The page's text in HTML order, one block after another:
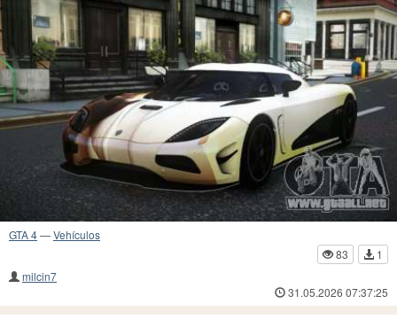
GTA 4—Vehículos
83
1
milcin7
31.05.2026 07:37:25